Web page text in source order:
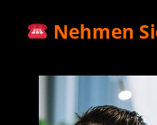
Nehmen